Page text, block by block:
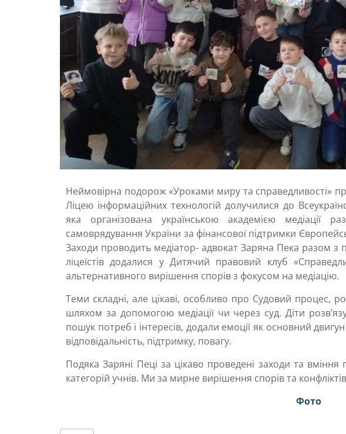
Неймовірна подорож «Уроками миру та справедливості»
Ліцею інформаційних технологій долучилися до
яка організована українською академією медіації
самоврядування України за фінансової підтримки
Заходи проводить медіатор- адвокат Заряна Пека разом
ліцеїстів додалися у Дитячий правовий клуб
альтернативного вирішення спорів з фокусом на медіацію.
Теми складні, але цікаві, особливо про Судовий процес,
шляхом за допомогою медіації чи через суд. Діти
пошук потреб і інтересів, додали емоції як основний
відповідальність, підтримку, повагу.
Подяка Заряні Пеці за цікаво проведені заходи та вміння
категорій учнів. Ми за мирне вирішення спорів та
Фото